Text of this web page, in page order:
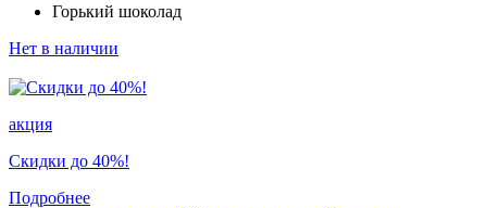
Горький шоколад
Нет в наличии
акция
Скидки до 40%!
Подробнее